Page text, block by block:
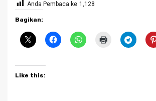
Anda Pembaca ke 1,128
Bagikan:
Like this: